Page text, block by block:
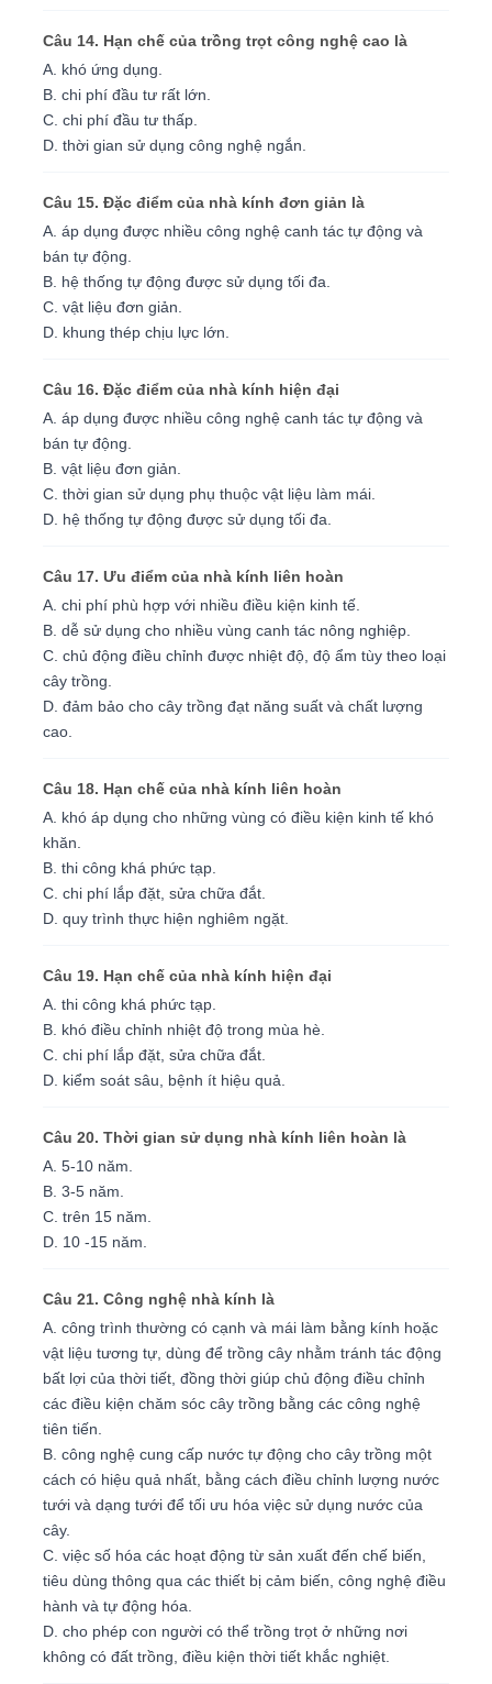
Câu 14. Hạn chế của trồng trọt công nghệ cao là
A. khó ứng dụng.
B. chi phí đầu tư rất lớn.
C. chi phí đầu tư thấp.
D. thời gian sử dụng công nghệ ngắn.
Câu 15. Đặc điểm của nhà kính đơn giản là
A. áp dụng được nhiều công nghệ canh tác tự động và
bán tự động.
B. hệ thống tự động được sử dụng tối đa.
C. vật liệu đơn giản.
D. khung thép chịu lực lớn.
Câu 16. Đặc điểm của nhà kính hiện đại
A. áp dụng được nhiều công nghệ canh tác tự động và
bán tự động.
B. vật liệu đơn giản.
C. thời gian sử dụng phụ thuộc vật liệu làm mái.
D. hệ thống tự động được sử dụng tối đa.
Câu 17. Ưu điểm của nhà kính liên hoàn
A. chi phí phù hợp với nhiều điều kiện kinh tế.
B. dễ sử dụng cho nhiều vùng canh tác nông nghiệp.
C. chủ động điều chỉnh được nhiệt độ, độ ẩm tùy theo loại
cây trồng.
D. đảm bảo cho cây trồng đạt năng suất và chất lượng
cao.
Câu 18. Hạn chế của nhà kính liên hoàn
A. khó áp dụng cho những vùng có điều kiện kinh tế khó
khăn.
B. thi công khá phức tạp.
C. chi phí lắp đặt, sửa chữa đắt.
D. quy trình thực hiện nghiêm ngặt.
Câu 19. Hạn chế của nhà kính hiện đại
A. thi công khá phức tạp.
B. khó điều chỉnh nhiệt độ trong mùa hè.
C. chi phí lắp đặt, sửa chữa đắt.
D. kiểm soát sâu, bệnh ít hiệu quả.
Câu 20. Thời gian sử dụng nhà kính liên hoàn là
A. 5-10 năm.
B. 3-5 năm.
C. trên 15 năm.
D. 10 -15 năm.
Câu 21. Công nghệ nhà kính là
A. công trình thường có cạnh và mái làm bằng kính hoặc
vật liệu tương tự, dùng để trồng cây nhằm tránh tác động
bất lợi của thời tiết, đồng thời giúp chủ động điều chỉnh
các điều kiện chăm sóc cây trồng bằng các công nghệ
tiên tiến.
B. công nghệ cung cấp nước tự động cho cây trồng một
cách có hiệu quả nhất, bằng cách điều chỉnh lượng nước
tưới và dạng tưới để tối ưu hóa việc sử dụng nước của
cây.
C. việc số hóa các hoạt động từ sản xuất đến chế biến,
tiêu dùng thông qua các thiết bị cảm biến, công nghệ điều
hành và tự động hóa.
D. cho phép con người có thể trồng trọt ở những nơi
không có đất trồng, điều kiện thời tiết khắc nghiệt.